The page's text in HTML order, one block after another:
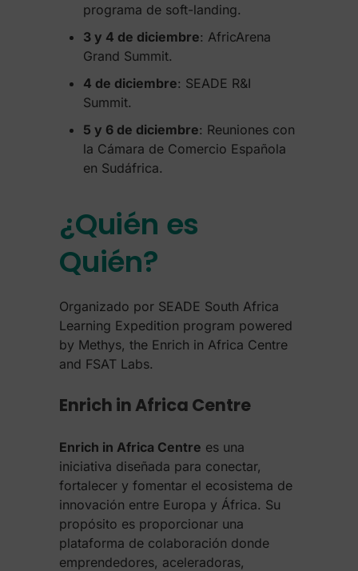
programa de soft-landing.
3 y 4 de diciembre: AfricArena
Grand Summit.
4 de diciembre: SEADE R&I
Summit.
5 y 6 de diciembre: Reuniones con
la Cámara de Comercio Española
en Sudáfrica.
¿Quién es
Quién?
Organizado por SEADE South Africa
Learning Expedition program powered
by Methys, the Enrich in Africa Centre
and FSAT Labs.
Enrich in Africa Centre
Enrich in Africa Centre es una
iniciativa diseñada para conectar,
fortalecer y fomentar el ecosistema de
innovación entre Europa y África. Su
propósito es proporcionar una
plataforma de colaboración donde
emprendedores, aceleradoras,